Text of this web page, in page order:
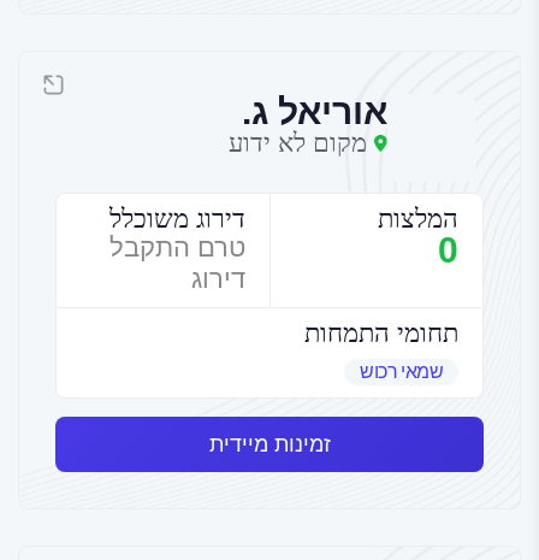
אוריאל ג.
מקום לא ידוע
המלצות
0
דירוג משוכלל
טרם התקבל
דירוג
תחומי התמחות
שמאי רכוש
זמינות מיידית